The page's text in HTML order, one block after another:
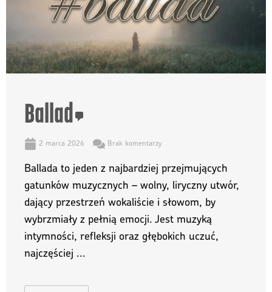
Ballad
2 marca 2026 Brak komentarzy
Ballada to jeden z najbardziej przejmujących
gatunków muzycznych – wolny, liryczny utwór,
dający przestrzeń wokaliście i słowom, by
wybrzmiały z pełnią emocji. Jest muzyką
intymności, refleksji oraz głębokich uczuć,
najczęściej ...